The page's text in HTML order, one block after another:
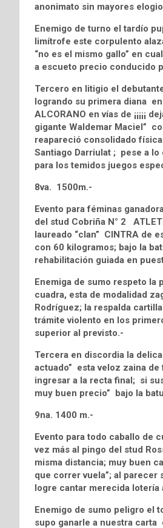
anonimato sin mayores
Enemigo de turno el tardío
limítrofe este corpulento
“no es el mismo gallo” en
a escueto precio conducido
Tercero en litigio el
logrando su primera diana
ALCORANO en vías de
gigante Waldemar Maciel”
reapareció consolidado
Santiago Darriulat ; pese a
para los temidos juegos
8va. 1500m.-
Evento para féminas
del stud Cobriña N° 2
laureado “clan” CINTRA de
con 60 kilogramos; bajo la
rehabilitación guiada en
Enemiga de sumo respeto la
cuadra, esta de modalidad
Rodríguez; la respalda
trámite violento en los
superior al previsto.-
Tercera en discordia la
actuado” esta veloz zaina
ingresar a la recta final; si
muy buen precio” bajo la
9na. 1400 m.-
Evento para todo caballo de
vez más al pingo del stud
misma distancia; muy buen
que correr vuela”; al
logre cantar merecida lotería
Enemigo de sumo peligro el
supo ganarle a nuestra carta